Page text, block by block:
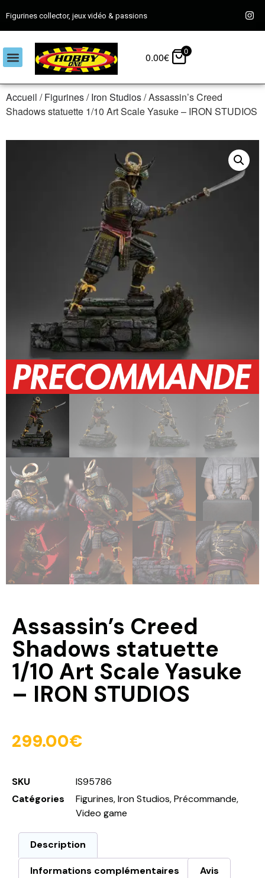
Figurines collector, jeux vidéo & passions
0.00€ 0
Accueil /Figurines/Iron Studios/ Assassin’s Creed
Shadows statuette 1/10 Art Scale Yasuke – IRON STUDIOS
Assassin’s Creed
Shadows statuette
1/10 Art Scale Yasuke
– IRON STUDIOS
299.00€
SKU
IS95786
Catégories
Figurines,Iron Studios,Précommande,
Video game
Description
Informations complémentaires Avis